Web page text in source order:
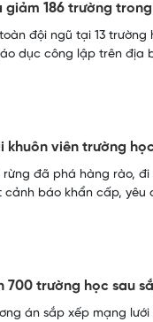
giảm 186 trường
đội ngũ tại 13
dục công lập trên
khuôn viên trường
rừng đã phá hàng rào,
cảnh báo khẩn cấp,
700 trường học sau
án sắp xếp mạng